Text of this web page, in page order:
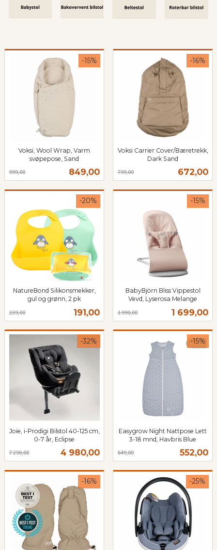
Voksi, Wool Wrap, Varm
svøpepose, Sand
Tilbud
849,00
999,00
-15%
mva.
Voksi Carrier Cover/Bæretrekk,
Dark Sand
Tilbud
672,00
799,00
-16%
mva.
NatureBond Silikonsmekker,
gul og grønn, 2 pk
Tilbud
191,00
239,00
-20%
mva.
BabyBjörn Bliss Vippestol
Vevd, Lyserosa Melange
Tilbud
1 699,00
1 990,00
-15%
mva.
Joie, i-Prodigi Bilstol 40-125 cm,
0-7 år, Eclipse
Tilbud
4 980,00
7 290,00
-32%
mva.
Easygrow Night Nattpose Lett
3-18 mnd, Havbris Blue
Tilbud
552,00
649,00
-15%
mva.
-16% -25%